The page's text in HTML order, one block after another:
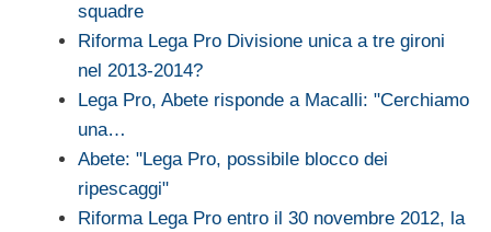
squadre
Riforma Lega Pro Divisione unica a tre gironi
nel 2013-2014?
Lega Pro, Abete risponde a Macalli: "Cerchiamo
una…
Abete: "Lega Pro, possibile blocco dei
ripescaggi"
Riforma Lega Pro entro il 30 novembre 2012, la